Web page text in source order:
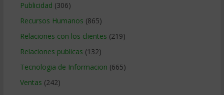
Publicidad (306)
Recursos Humanos (865)
Relaciones con los clientes (219)
Relaciones publicas (132)
Tecnologia de Informacion (665)
Ventas (242)